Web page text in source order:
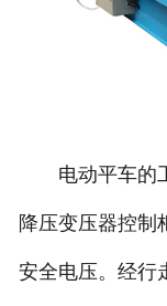
电动平车的
降压变压器控制
安全电压。经行